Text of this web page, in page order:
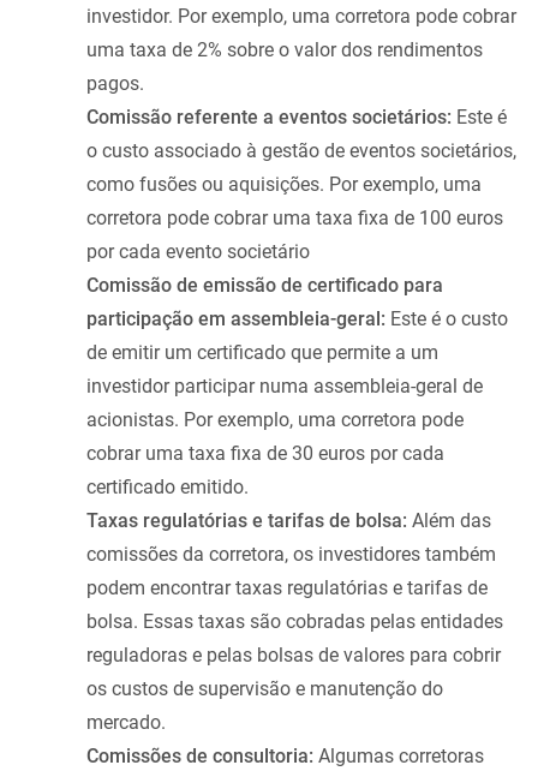
investidor. Por exemplo, uma corretora pode cobrar
uma taxa de 2% sobre o valor dos rendimentos
pagos.
Comissão referente a eventos societários: Este é
o custo associado à gestão de eventos societários,
como fusões ou aquisições. Por exemplo, uma
corretora pode cobrar uma taxa fixa de 100 euros
por cada evento societário
Comissão de emissão de certificado para
participação em assembleia-geral: Este é o custo
de emitir um certificado que permite a um
investidor participar numa assembleia-geral de
acionistas. Por exemplo, uma corretora pode
cobrar uma taxa fixa de 30 euros por cada
certificado emitido.
Taxas regulatórias e tarifas de bolsa: Além das
comissões da corretora, os investidores também
podem encontrar taxas regulatórias e tarifas de
bolsa. Essas taxas são cobradas pelas entidades
reguladoras e pelas bolsas de valores para cobrir
os custos de supervisão e manutenção do
mercado.
Comissões de consultoria: Algumas corretoras